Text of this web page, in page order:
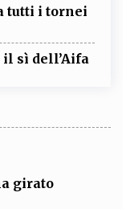
tutti i tornei
il sì dell’Aifa
girato